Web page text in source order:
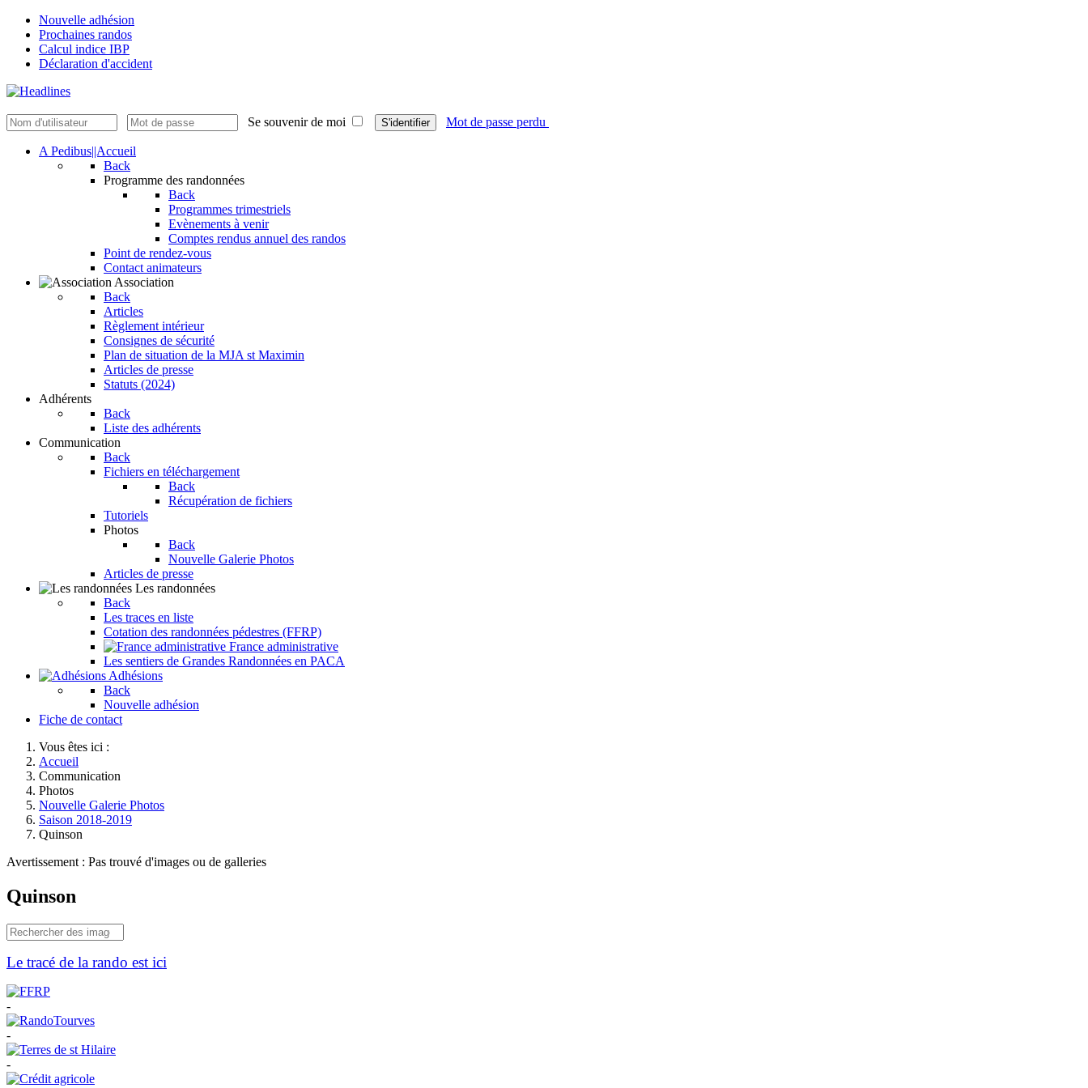
Nouvelle adhésion
Prochaines randos
Calcul indice IBP
Déclaration d'accident
Se souvenir de moi S'identifier Mot de passe perdu
A Pedibus||Accueil
Back
Programme des randonnées
Back
Programmes trimestriels
Evènements à venir
Comptes rendus annuel des randos
Point de rendez-vous
Contact animateurs
Association
Back
Articles
Règlement intérieur
Consignes de sécurité
Plan de situation de la MJA st Maximin
Articles de presse
Statuts (2024)
Adhérents
Back
Liste des adhérents
Communication
Back
Fichiers en téléchargement
Back
Récupération de fichiers
Tutoriels
Photos
Back
Nouvelle Galerie Photos
Articles de presse
Les randonnées
Back
Les traces en liste
Cotation des randonnées pédestres (FFRP)
France administrative
Les sentiers de Grandes Randonnées en PACA
Adhésions
Back
Nouvelle adhésion
Fiche de contact
Vous êtes ici :
Accueil
Communication
Photos
Nouvelle Galerie Photos
Saison 2018-2019
Quinson
Avertissement : Pas trouvé d'images ou de galleries
Quinson
Le tracé de la rando est ici
-
-
-